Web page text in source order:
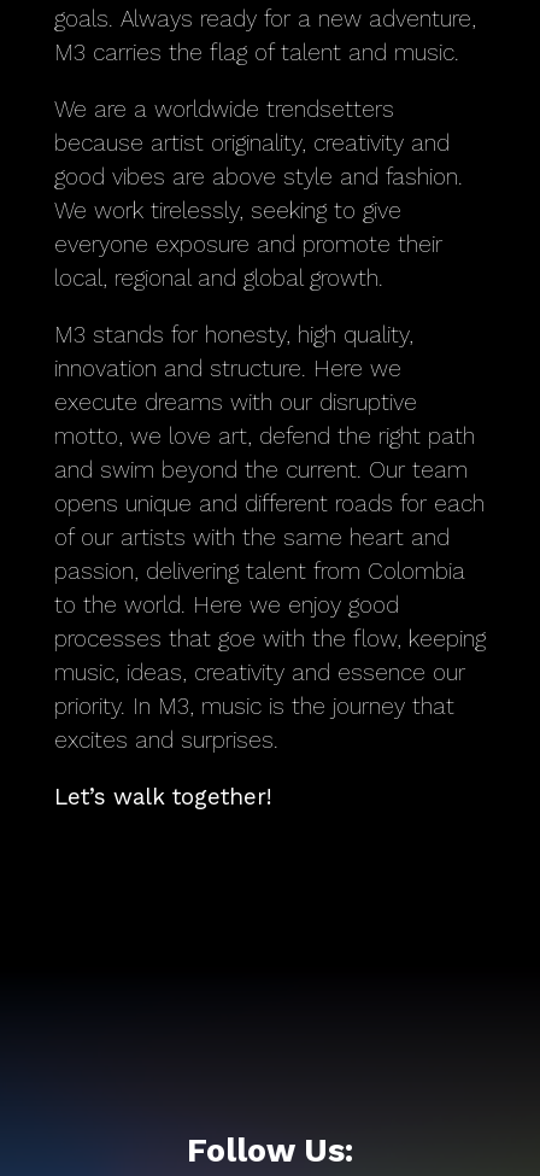
goals. Always ready for a new adventure,
M3 carries the flag of talent and music.
We are a worldwide trendsetters
because artist originality, creativity and
good vibes are above style and fashion.
We work tirelessly, seeking to give
everyone exposure and promote their
local, regional and global growth.
M3 stands for honesty, high quality,
innovation and structure. Here we
execute dreams with our disruptive
motto, we love art, defend the right path
and swim beyond the current. Our team
opens unique and different roads for each
of our artists with the same heart and
passion, delivering talent from Colombia
to the world. Here we enjoy good
processes that goe with the flow, keeping
music, ideas, creativity and essence our
priority. In M3, music is the journey that
excites and surprises.
Let’s walk together!
Follow Us: